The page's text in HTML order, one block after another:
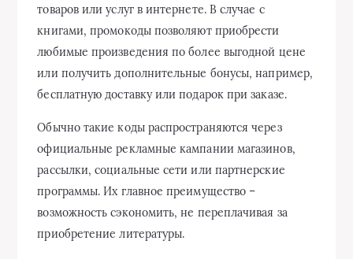
товаров или услуг в интернете. В случае с
книгами, промокоды позволяют приобрести
любимые произведения по более выгодной цене
или получить дополнительные бонусы, например,
бесплатную доставку или подарок при заказе.
Обычно такие коды распространяются через
официальные рекламные кампании магазинов,
рассылки, социальные сети или партнерские
программы. Их главное преимущество –
возможность сэкономить, не переплачивая за
приобретение литературы.